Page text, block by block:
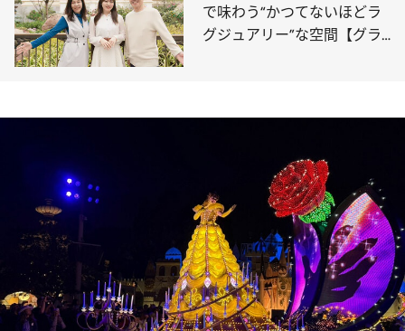
で味わう“かつてないほどラ
グジュアリー”な空間【グラ